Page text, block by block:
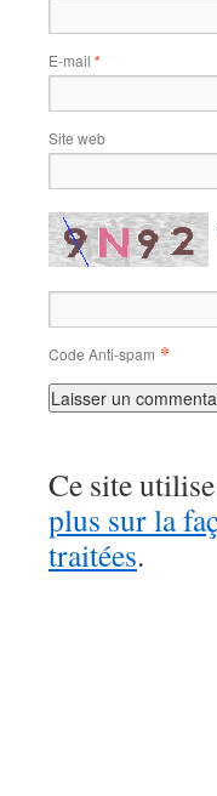
E-mail *
Site web
Code Anti-spam *
Ce site
plus sur la
traitées.